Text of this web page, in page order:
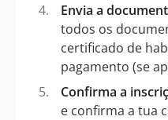
Envia a
todos os
certificado de
pagamento (se
Confirma a
e confirma a tua